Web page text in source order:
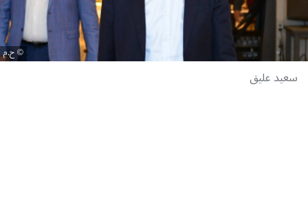
ح.م
سعيد عليق